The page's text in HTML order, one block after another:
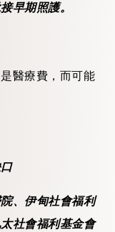
早期照護。
醫療費，而可能
、伊甸社會福利
社會福利基金會